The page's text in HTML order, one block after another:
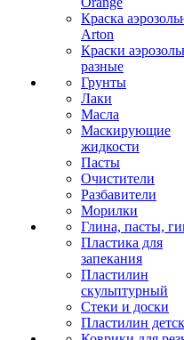
Краска
Arton
Краски
разные
Грунты
Лаки
Масла
Маскирующие
жидкости
Пасты
Очистители
Разбавители
Морилки
Глина, пасты,
Пластика для
запекания
Пластилин
скульптурный
Стеки и доски
Пластилин